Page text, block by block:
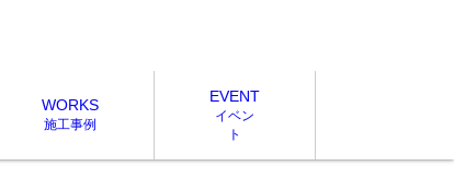
WORKS
施工事例
EVENT
イベン
ト